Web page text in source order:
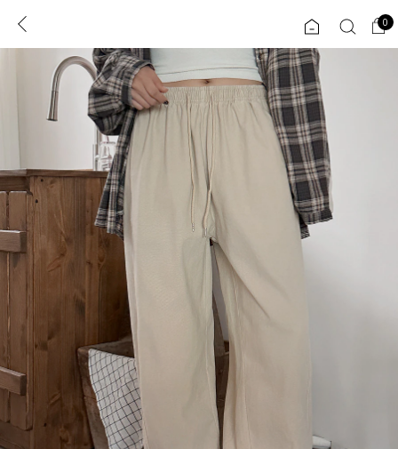
로그인 0
ENG
TW
JP
리뷰 & 혜택 플러스핏 회원혜택
CATEGORY COMMUNITY
도착보장⚡
인플루언서 pick!
베스트
MADE
세트할인 ~30%
ALL
익스클루시브
아우터
티셔츠
니트
블라우스
0